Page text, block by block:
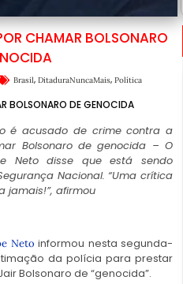
CHAMAR BOLSONARO
Brasil, DitaduraNuncaMais, Política
BOLSONARO DE GENOCIDA
é acusado de crime contra a
Bolsonaro de genocida – O
Neto disse que está sendo
Nacional. “Uma crítica
jamais!”, afirmou
Neto informou nesta segunda-
da polícia para prestar
Bolsonaro de “genocida”.